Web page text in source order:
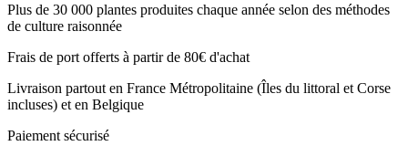
Plus de 30 000 plantes produites chaque année selon des méthodes
de culture raisonnée
Frais de port offerts à partir de 80€ d'achat
Livraison partout en France Métropolitaine (Îles du littoral et Corse
incluses) et en Belgique
Paiement sécurisé